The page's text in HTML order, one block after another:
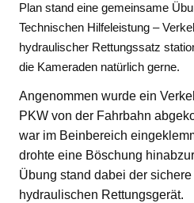
Plan stand eine gemeinsame
Technischen Hilfeleistung –
hydraulischer Rettungssatz
die Kameraden natürlich gerne.
Angenommen wurde ein
PKW von der Fahrbahn
war im Beinbereich
drohte eine Böschung
Übung stand dabei der
hydraulischen Rettungsgerät.